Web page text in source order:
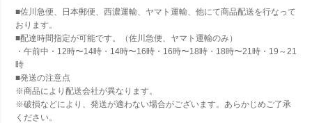
■佐川急便、日本郵便、西濃運輸、ヤマト運輸、他にて商品配送を行なって
おります。
■配達時間指定が可能です。（佐川急便、ヤマト運輸のみ）
・午前中・12時〜14時・14時〜16時・16時〜18時・18時〜21時・19～21
時
■発送の注意点
※商品により配送会社が異なります。
※破損などにより、発送が適わない場合がございます。あらかじめご了承
ください。